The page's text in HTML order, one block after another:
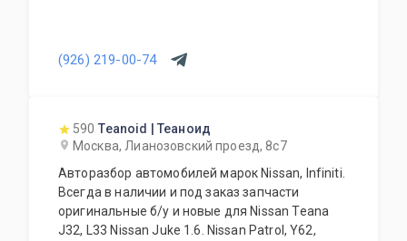
(926) 219-00-74
590 Teanoid | Теаноид
Москва, Лианозовский проезд, 8с7
Авторазбор автомобилей марок Nissan, Infiniti.
Всегда в наличии и под заказ запчасти
оригинальные б/у и новые для Nissan Teana
J32, L33 Nissan Juke 1.6. Nissan Patrol, Y62,